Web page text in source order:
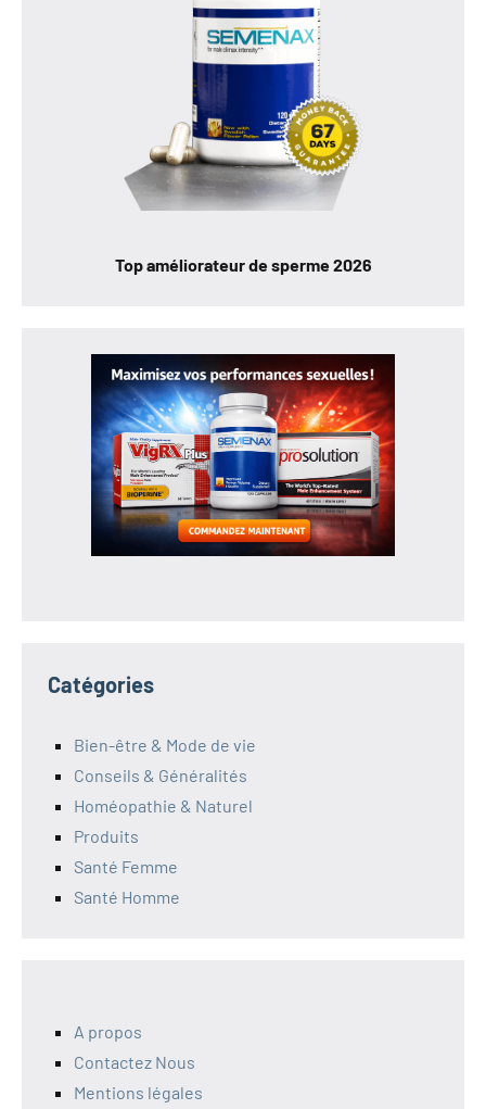
Top améliorateur de sperme 2026
Catégories
Bien-être & Mode de vie
Conseils & Généralités
Homéopathie & Naturel
Produits
Santé Femme
Santé Homme
A propos
Contactez Nous
Mentions légales